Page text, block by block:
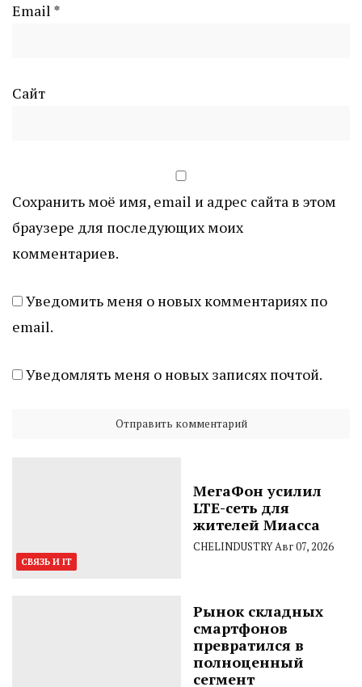
Email *
Сайт
Сохранить моё имя, email и адрес сайта в этом
браузере для последующих моих
комментариев.
Уведомить меня о новых комментариях по
email.
Уведомлять меня о новых записях почтой.
СВЯЗЬ И IT
МегаФон усилил
LTE-сеть для
жителей Миасса
CHELINDUSTRYАвг 07, 2026
Рынок складных
смартфонов
превратился в
полноценный
сегмент